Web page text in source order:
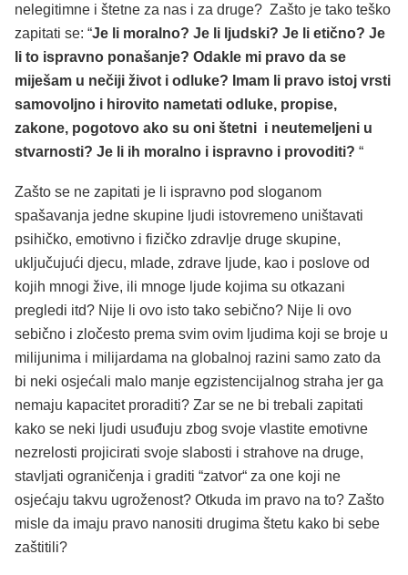
nelegitimne i štetne za nas i za druge? Zašto je tako teško
zapitati se: “Je li moralno? Je li ljudski? Je li etično? Je
li to ispravno ponašanje? Odakle mi pravo da se
miješam u nečiji život i odluke? Imam li pravo istoj vrsti
samovoljno i hirovito nametati odluke, propise,
zakone, pogotovo ako su oni štetni i neutemeljeni u
stvarnosti? Je li ih moralno i ispravno i provoditi? “
Zašto se ne zapitati je li ispravno pod sloganom
spašavanja jedne skupine ljudi istovremeno uništavati
psihičko, emotivno i fizičko zdravlje druge skupine,
uključujući djecu, mlade, zdrave ljude, kao i poslove od
kojih mnogi žive, ili mnoge ljude kojima su otkazani
pregledi itd? Nije li ovo isto tako sebično? Nije li ovo
sebično i zločesto prema svim ovim ljudima koji se broje u
milijunima i milijardama na globalnoj razini samo zato da
bi neki osjećali malo manje egzistencijalnog straha jer ga
nemaju kapacitet proraditi? Zar se ne bi trebali zapitati
kako se neki ljudi usuđuju zbog svoje vlastite emotivne
nezrelosti projicirati svoje slabosti i strahove na druge,
stavljati ograničenja i graditi “zatvor“ za one koji ne
osjećaju takvu ugroženost? Otkuda im pravo na to? Zašto
misle da imaju pravo nanositi drugima štetu kako bi sebe
zaštitili?